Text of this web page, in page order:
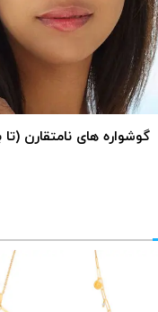
گوشواره های نامتقارن (تا